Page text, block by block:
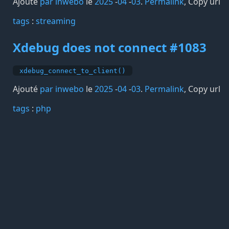
tags️ : streaming
Xdebug does not connect #1083
xdebug_connect_to_client()
Ajouté par inwebo le2025-04-03. Permalink, Copy url
tags️ : php